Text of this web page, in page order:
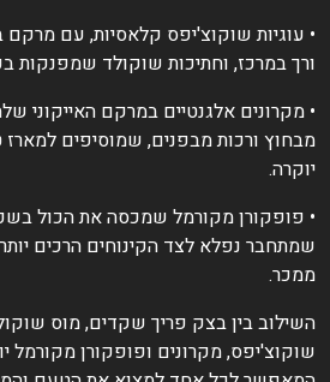
• עוגיות שוקוצ'יפס קלאסיות, עם מרקם
ורך במרכז, וחתיכות שוקולד שמפנקות
• מקרונים אלגנטיים במרקם האייקוני
מבחוץ ורכות מבפנים, שמוסיפים למארז
יוקרה.
• פופקורן מקורמל שמכסה את הכול
שמתחבר נפלא לצד הקינוחים הרכים
ממכר.
השילוב בין בצק פריך שקדים, מוס שוקולד
שוקוצ'יפס, מקרונים ופופקורן מקורמל